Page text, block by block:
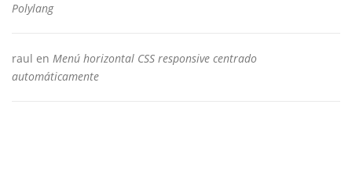
Polylang
raul en Menú horizontal CSS responsive centrado
automáticamente